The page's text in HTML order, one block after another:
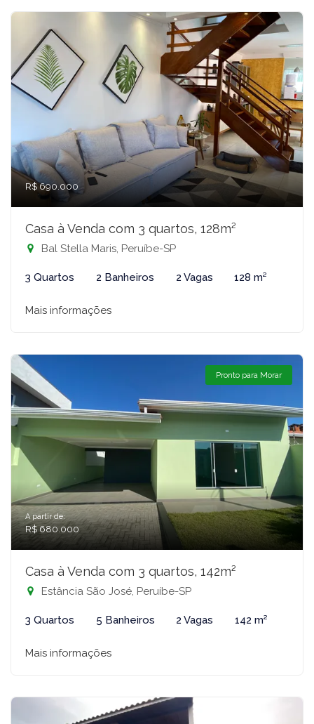
R$ 690.000
Casa à Venda com 3 quartos, 128m²
Bal Stella Maris, Peruíbe-SP
3 Quartos 2 Banheiros 2 Vagas 128 m²
Mais informações
Pronto para Morar
A partir de:
R$ 680.000
Casa à Venda com 3 quartos, 142m²
Estância São José, Peruíbe-SP
3 Quartos 5 Banheiros 2 Vagas 142 m²
Mais informações